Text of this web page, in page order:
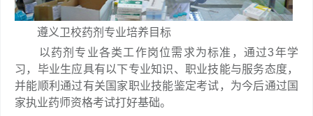
遵义卫校药剂专业培养目标
以药剂专业各类工作岗位需求为标准，通过3年学
习，毕业生应具有以下专业知识、职业技能与服务态度，
并能顺利通过有关国家职业技能鉴定考试，为今后通过国
家执业药师资格考试打好基础。